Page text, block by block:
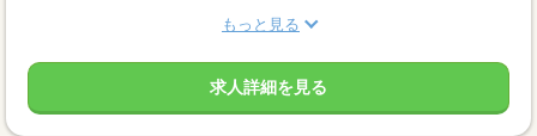
もっと見る
求人詳細を見る